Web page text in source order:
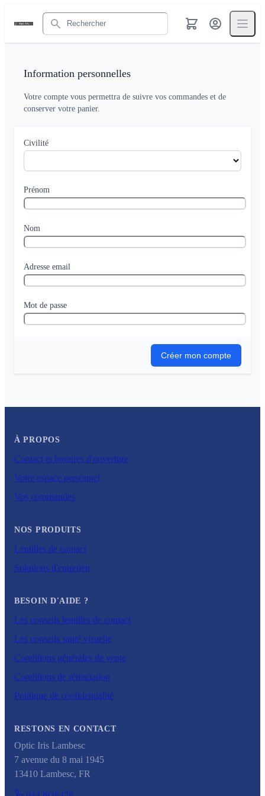
Rechercher
Information personnelles
Votre compte vous permettra de suivre vos commandes et de
conserver votre panier.
Civilité
Prénom
Nom
Adresse email
Mot de passe
Créer mon compte
À PROPOS
Contact et horaires d'ouverture
Votre espace personnel
Vos commandes
NOS PRODUITS
Lentilles de contact
Solutions d'entretien
BESOIN D'AIDE ?
Les conseils lentilles de contact
Les conseils santé visuelle
Conditions générales de vente
Conditions de rétractation
Politique de confidentialité
RESTONS EN CONTACT
Optic Iris Lambesc
7 avenue du 8 mai 1945
13410 Lambesc, FR